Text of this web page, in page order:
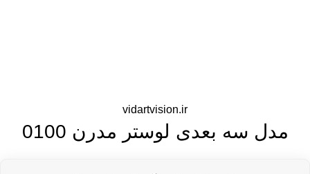
vidartvision.ir
مدل سه بعدی لوستر مدرن 0100